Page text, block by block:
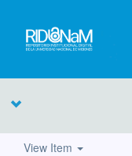
View Item